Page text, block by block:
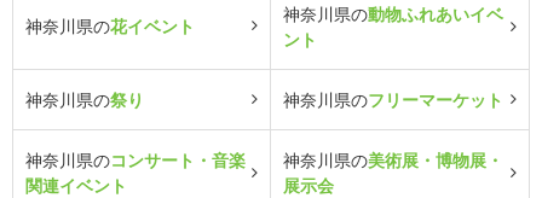
神奈川県の花イベント
神奈川県の動物ふれあいイベ
ント
神奈川県の祭り 神奈川県のフリーマーケット
神奈川県のコンサート・音楽
関連イベント
神奈川県の美術展・博物展・
展示会